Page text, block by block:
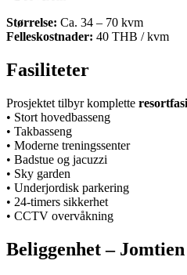
Størrelse: Ca. 34 – 70 kvm
Felleskostnader: 40 THB / kvm
Fasiliteter
Prosjektet tilbyr komplette
• Stort hovedbasseng
• Takbasseng
• Moderne treningssenter
• Badstue og jacuzzi
• Sky garden
• Underjordisk parkering
• 24-timers sikkerhet
• CCTV overvåkning
Beliggenhet –